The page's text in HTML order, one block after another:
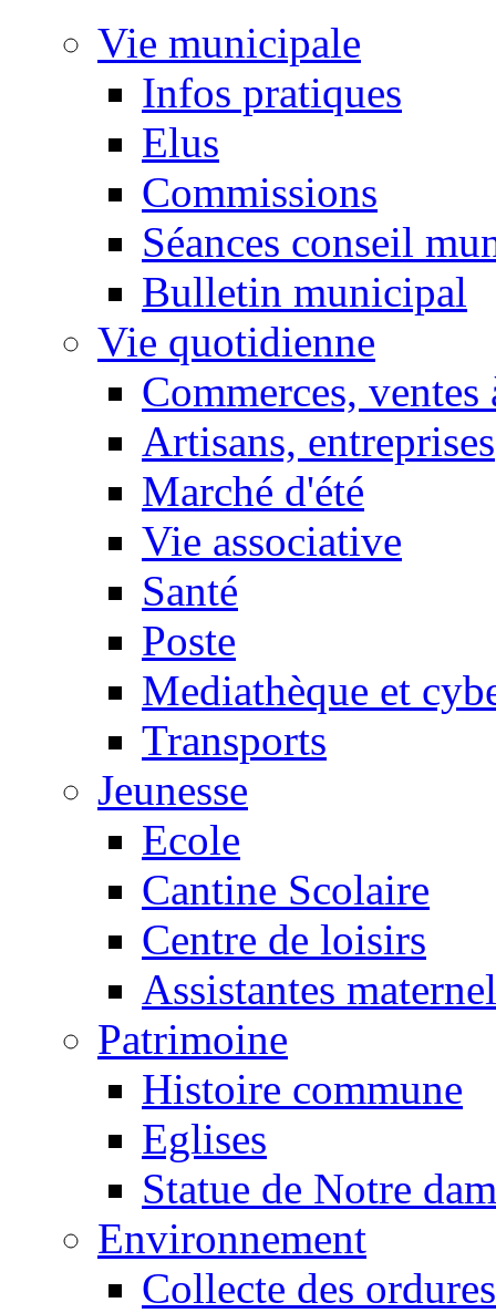
Vie municipale
Infos pratiques
Elus
Commissions
Séances conseil
Bulletin municipal
Vie quotidienne
Commerces, ventes
Artisans, entreprises
Marché d'été
Vie associative
Santé
Poste
Mediathèque et
Transports
Jeunesse
Ecole
Cantine Scolaire
Centre de loisirs
Assistantes
Patrimoine
Histoire commune
Eglises
Statue de Notre
Environnement
Collecte des ordures